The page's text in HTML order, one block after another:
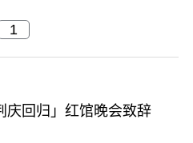
庆回归」红馆晚会致辞